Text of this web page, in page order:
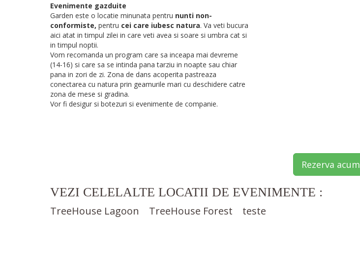
Evenimente gazduite
Garden este o locatie minunata pentru nunti non-
conformiste, pentru cei care iubesc natura. Va veti bucura
aici atat in timpul zilei in care veti avea si soare si umbra cat si
in timpul noptii.
Vom recomanda un program care sa inceapa mai devreme
(14-16) si care sa se intinda pana tarziu in noapte sau chiar
pana in zori de zi. Zona de dans acoperita pastreaza
conectarea cu natura prin geamurile mari cu deschidere catre
zona de mese si gradina.
Vor fi desigur si botezuri si evenimente de companie.
Rezerva acum
VEZI CELELALTE LOCATII DE EVENIMENTE :
TreeHouse Lagoon TreeHouse Forest teste